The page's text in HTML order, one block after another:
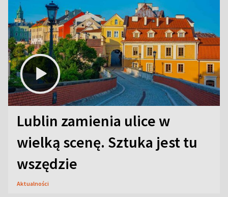
Lublin zamienia ulice w
wielką scenę. Sztuka jest tu
wszędzie
Aktualności